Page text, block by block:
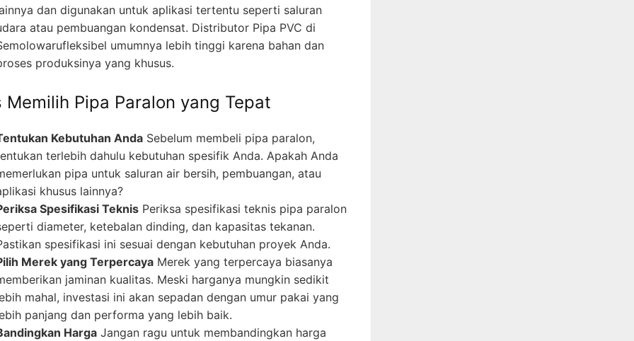
dan digunakan untuk aplikasi tertentu seperti saluran
atau pembuangan kondensat. Distributor Pipa PVC di
umumnya lebih tinggi karena bahan dan
produksinya yang khusus.
Memilih Pipa Paralon yang Tepat
Kebutuhan Anda Sebelum membeli pipa paralon,
terlebih dahulu kebutuhan spesifik Anda. Apakah Anda
pipa untuk saluran air bersih, pembuangan, atau
khusus lainnya?
Spesifikasi Teknis Periksa spesifikasi teknis pipa paralon
diameter, ketebalan dinding, dan kapasitas tekanan.
spesifikasi ini sesuai dengan kebutuhan proyek Anda.
Merek yang Terpercaya Merek yang terpercaya biasanya
jaminan kualitas. Meski harganya mungkin sedikit
mahal, investasi ini akan sepadan dengan umur pakai yang
panjang dan performa yang lebih baik.
Harga Jangan ragu untuk membandingkan harga